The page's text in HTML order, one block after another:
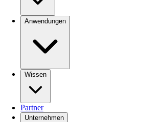
Anwendungen
Wissen
Partner
Unternehmen